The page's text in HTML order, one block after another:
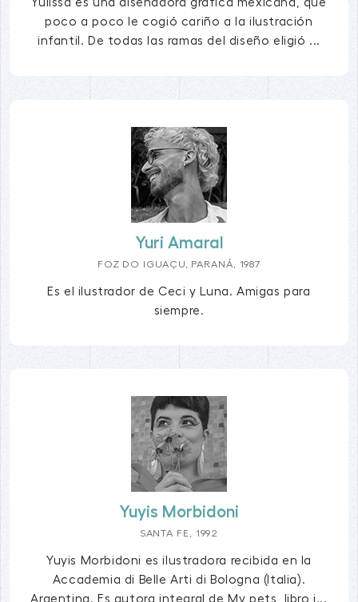
poco a poco le cogió cariño a la ilustración
infantil. De todas las ramas del diseño eligió ...
Yuri Amaral
FOZ DO IGUAÇU, PARANÁ, 1987
Es el ilustrador de Ceci y Luna. Amigas para
siempre.
Yuyis Morbidoni
SANTA FE, 1992
Yuyis Morbidoni es ilustradora recibida en la
Accademia di Belle Arti di Bologna (Italia).
Argentina. Es autora integral de My pets, libro i...